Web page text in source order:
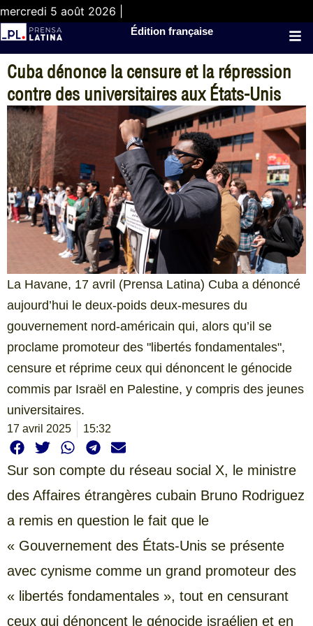
mercredi 5 août 2026 |
Édition française
Cuba dénonce la censure et la répression
contre des universitaires aux États-Unis
La Havane, 17 avril (Prensa Latina) Cuba a dénoncé
aujourd’hui le deux-poids deux-mesures du
gouvernement nord-américain qui, alors qu’il se
proclame promoteur des "libertés fondamentales",
censure et réprime ceux qui dénoncent le génocide
commis par Israël en Palestine, y compris des jeunes
universitaires.
17 avril 2025 15:32
Sur son compte du réseau social X, le ministre
des Affaires étrangères cubain Bruno Rodriguez
a remis en question le fait que le
« Gouvernement des États-Unis se présente
avec cynisme comme un grand promoteur des
« libertés fondamentales », tout en censurant
ceux qui dénoncent le génocide israélien et en